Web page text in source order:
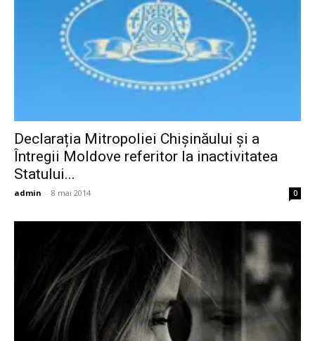
Declarația Mitropoliei Chișinăului și a
Întregii Moldove referitor la inactivitatea
Statului...
admin - 8 mai 2014 0